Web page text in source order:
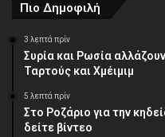
Πιο Δημοφιλή
3 λεπτά πρίν
Συρία και Ρωσία
Ταρτούς και Χμέιμιμ
5 λεπτά πρίν
Στο Ροζάριο για την
δείτε βίντεο